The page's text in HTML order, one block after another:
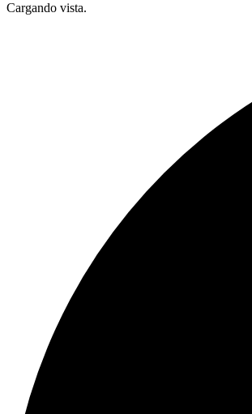
Cargando vista.